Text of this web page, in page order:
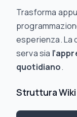
Trasforma
esperienza. La
serva sia
quotidiano.
Struttura Wiki